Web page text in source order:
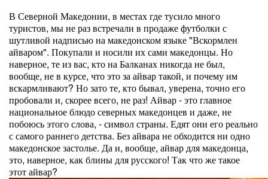
В Северной Македонии, в местах где тусило много
туристов, мы не раз встречали в продаже футболки с
шутливой надписью на македонском языке "Вскормлен
айваром". Покупали и носили их сами македонцы. Но
наверное, те из вас, кто на Балканах никогда не был,
вообще, не в курсе, что это за айвар такой, и почему им
вскармливают? Но зато те, кто бывал, уверена, точно его
пробовали и, скорее всего, не раз! Айвар - это главное
национальное блюдо северных македонцев и даже, не
побоюсь этого слова, - символ страны. Едят они его реально
с самого раннего детства. Без айвара не обходится ни одно
македонское застолье. Да и, вообще, айвар для македонца,
это, наверное, как блины для русского! Так что же такое
этот айвар?